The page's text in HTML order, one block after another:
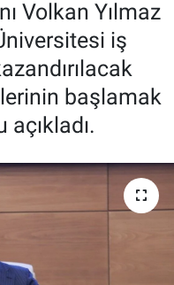
Volkan Yılmaz
iş
başlamak